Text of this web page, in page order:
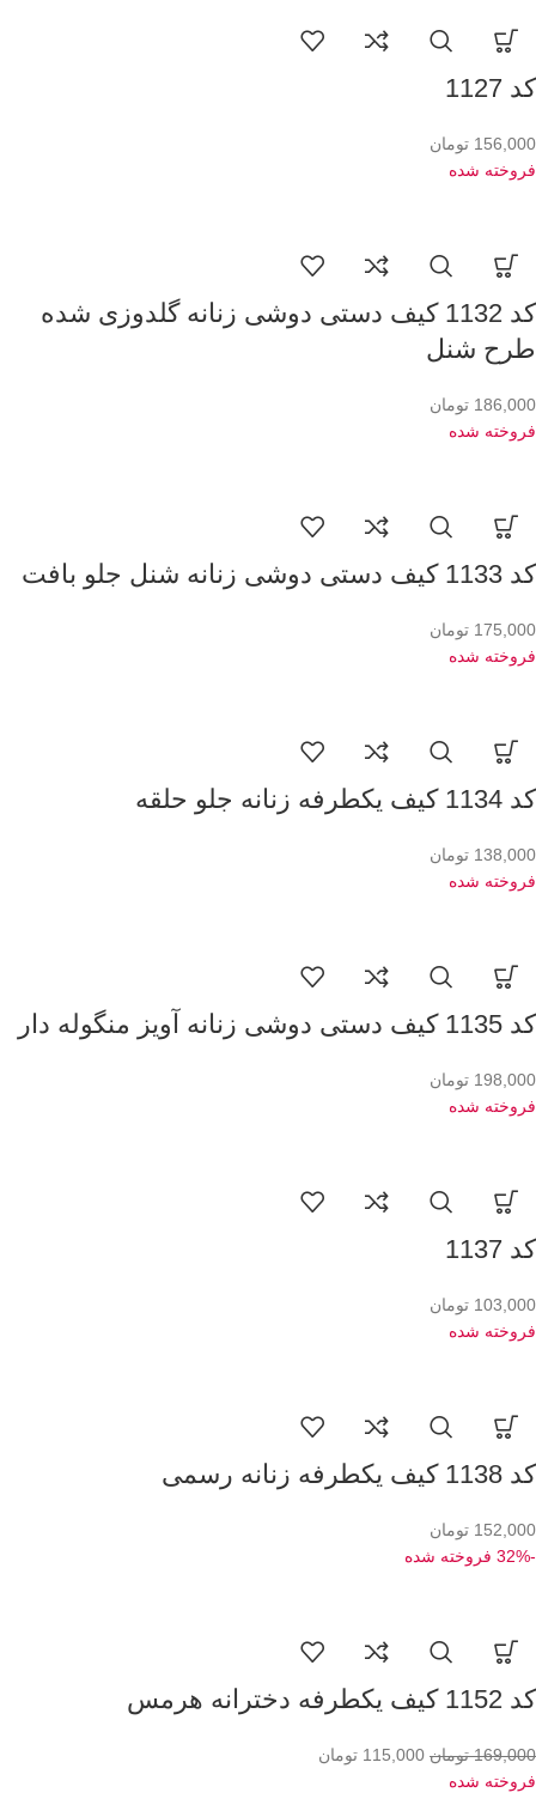
کد 1127
156,000 تومان
فروخته شده
کد 1132 کیف دستی دوشی زنانه گلدوزی شده
طرح شنل
186,000 تومان
فروخته شده
کد 1133 کیف دستی دوشی زنانه شنل جلو بافت
175,000 تومان
فروخته شده
کد 1134 کیف یکطرفه زنانه جلو حلقه
138,000 تومان
فروخته شده
کد 1135 کیف دستی دوشی زنانه آویز منگوله دار
198,000 تومان
فروخته شده
کد 1137
103,000 تومان
فروخته شده
کد 1138 کیف یکطرفه زنانه رسمی
152,000 تومان
-32%
فروخته شده
کد 1152 کیف یکطرفه دخترانه هرمس
169,000 تومان 115,000 تومان
فروخته شده